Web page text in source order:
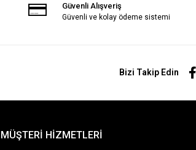
Güvenli Alışveriş
Güvenli ve kolay ödeme sistemi
Bizi Takip Edin
MÜŞTERİ HİZMETLERİ